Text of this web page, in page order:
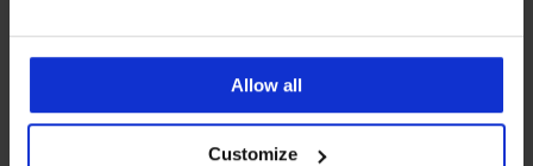
Allow all
Customize
LIMITED LIMITED